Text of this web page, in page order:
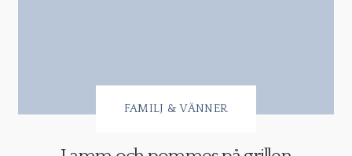
FAMILJ & VÄNNER